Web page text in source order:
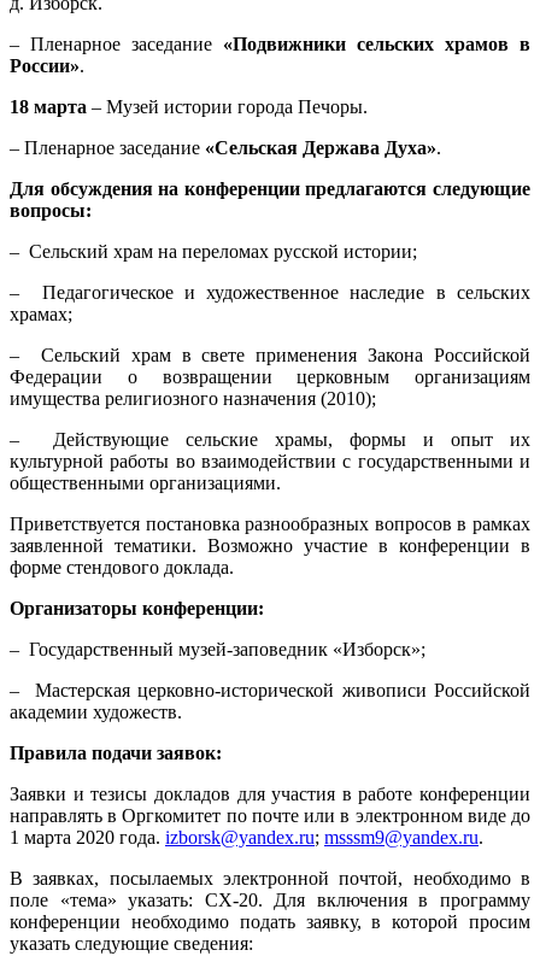
– Пленарное заседание «Подвижники сельских храмов в
России».
18 марта – Музей истории города Печоры.
– Пленарное заседание «Сельская Держава Духа».
Для обсуждения на конференции предлагаются следующие
вопросы:
– Сельский храм на переломах русской истории;
– Педагогическое и художественное наследие в сельских
храмах;
– Сельский храм в свете применения Закона Российской
Федерации о возвращении церковным организациям
имущества религиозного назначения (2010);
– Действующие сельские храмы, формы и опыт их
культурной работы во взаимодействии с государственными и
общественными организациями.
Приветствуется постановка разнообразных вопросов в рамках
заявленной тематики. Возможно участие в конференции в
форме стендового доклада.
Организаторы конференции:
– Государственный музей-заповедник «Изборск»;
– Мастерская церковно-исторической живописи Российской
академии художеств.
Правила подачи заявок:
Заявки и тезисы докладов для участия в работе конференции
направлять в Оргкомитет по почте или в электронном виде до
1 марта 2020 года. izborsk@yandex.ru; msssm9@yandex.ru.
В заявках, посылаемых электронной почтой, необходимо в
поле «тема» указать: СХ-20. Для включения в программу
конференции необходимо подать заявку, в которой просим
указать следующие сведения: